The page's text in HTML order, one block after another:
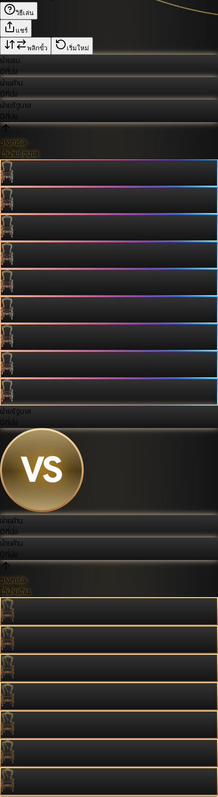
วิธีเล่น
แชร์
พลิกขั้ว เริ่มใหม่
ฝ่ายรบ.
0ที่นั่ง
ฝ่ายค้าน
0ที่นั่ง
ฝ่ายรัฐบาล
0ที่นั่ง
วางการ์ด
ไว้ฝ่ายรัฐบาล
ฝ่ายรัฐบาล
0ที่นั่ง
ฝ่ายค้าน
0ที่นั่ง
ฝ่ายค้าน
0ที่นั่ง
วางการ์ด
ไว้ฝ่ายค้าน